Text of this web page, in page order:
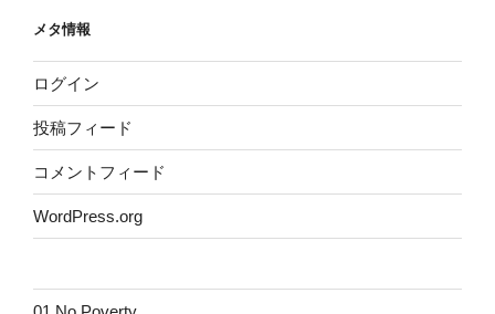
メタ情報
ログイン
投稿フィード
コメントフィード
WordPress.org